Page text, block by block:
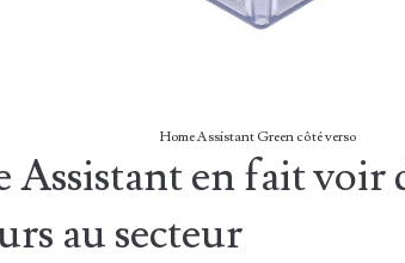
Home Assistant Green côté verso
Assistant en fait voir
au secteur